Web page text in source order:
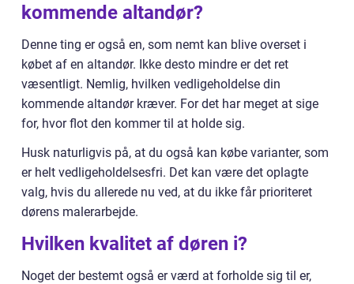
kommende altandør?
Denne ting er også en, som nemt kan blive overset i
købet af en altandør. Ikke desto mindre er det ret
væsentligt. Nemlig, hvilken vedligeholdelse din
kommende altandør kræver. For det har meget at sige
for, hvor flot den kommer til at holde sig.
Husk naturligvis på, at du også kan købe varianter, som
er helt vedligeholdelsesfri. Det kan være det oplagte
valg, hvis du allerede nu ved, at du ikke får prioriteret
dørens malerarbejde.
Hvilken kvalitet af døren i?
Noget der bestemt også er værd at forholde sig til er,